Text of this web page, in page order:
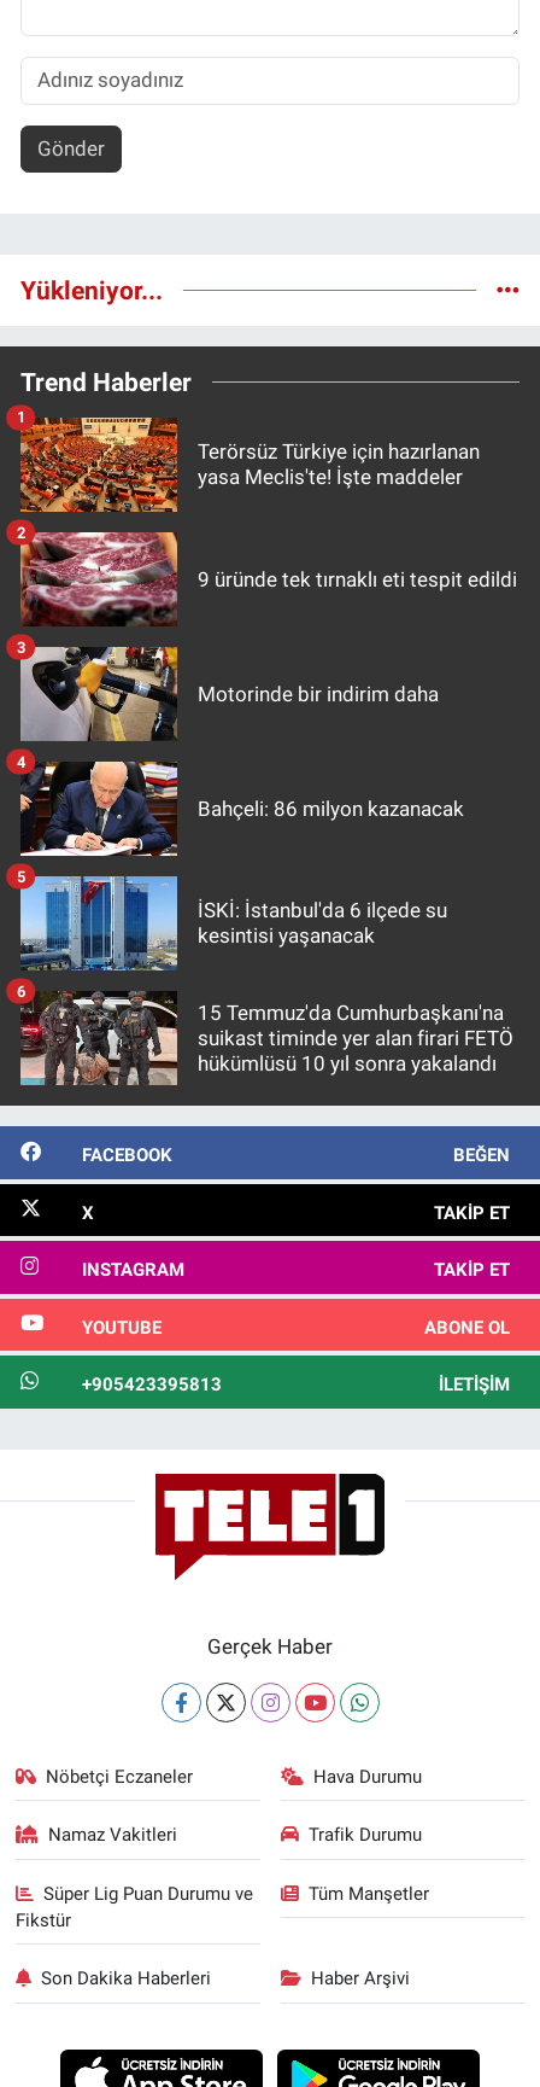
Gönder
Yükleniyor...
Trend Haberler
Terörsüz Türkiye için hazırlanan
yasa Meclis'te! İşte maddeler
1
9 üründe tek tırnaklı eti tespit edildi
2
Motorinde bir indirim daha
3
Bahçeli: 86 milyon kazanacak
4
İSKİ: İstanbul'da 6 ilçede su
kesintisi yaşanacak
5
15 Temmuz'da Cumhurbaşkanı'na
suikast timinde yer alan firari FETÖ
hükümlüsü 10 yıl sonra yakalandı
6
FACEBOOK BEĞEN
X TAKIP ET
INSTAGRAM TAKIP ET
YOUTUBE ABONE OL
+905423395813 İLETIŞIM
Gerçek Haber
Nöbetçi Eczaneler Hava Durumu
Namaz Vakitleri Trafik Durumu
Süper Lig Puan Durumu ve
Fikstür
Tüm Manşetler
Son Dakika Haberleri Haber Arşivi